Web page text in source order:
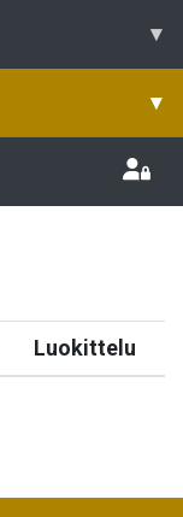
▾
▾
Luokittelu